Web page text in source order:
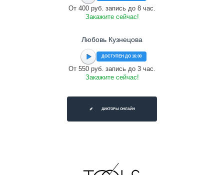
От 400 руб. запись до 8 час.
Закажите сейчас!
Любовь Кузнецова
ДОСТУПЕН ДО 16:00
От 550 руб. запись до 3 час.
Закажите сейчас!
ДИКТОРЫ ОНЛАЙН